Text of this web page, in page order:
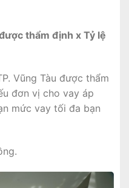
thẩm định x Tỷ lệ
Vũng Tàu được thẩm
đơn vị cho vay áp
mức vay tối đa bạn